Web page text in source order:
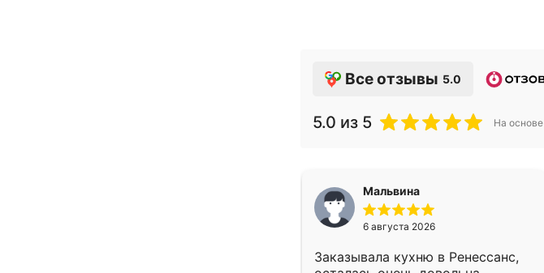
Все отзывы 5.0
5.0 из 5 На основе
Мальвина
6 августа 2026
Заказывала кухню в Ренессанс,